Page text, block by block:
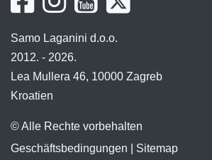
Samo Laganini d.o.o.
2012. - 2026.
Lea Mullera 46, 10000 Zagreb
Kroatien
© Alle Rechte vorbehalten
Geschäftsbedingungen
Sitemap